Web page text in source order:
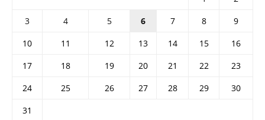
3
4 5 6 7 8
9
10
11 12 13 14 15
16
17
18 19 20 21 22
23
24
25 26 27 28 29
30
31